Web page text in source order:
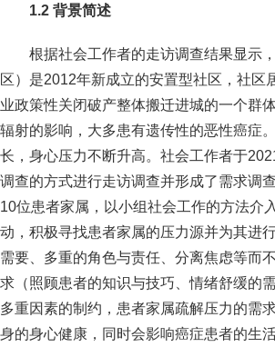
1.2 背景简述
根据社会工作者的走访调查结果显示
区）是2012年新成立的安置型社区，社
业政策性关闭破产整体搬迁进城的一个群
辐射的影响，大多患有遗传性的恶性癌症
长，身心压力不断升高。社会工作者于
调查的方式进行走访调查并形成了需求调
10位患者家属，以小组社会工作的方法介
动，积极寻找患者家属的压力源并为其进
需要、多重的角色与责任、分离焦虑等而
求（照顾患者的知识与技巧、情绪舒缓的
多重因素的制约，患者家属疏解压力的需
身的身心健康，同时会影响癌症患者的生